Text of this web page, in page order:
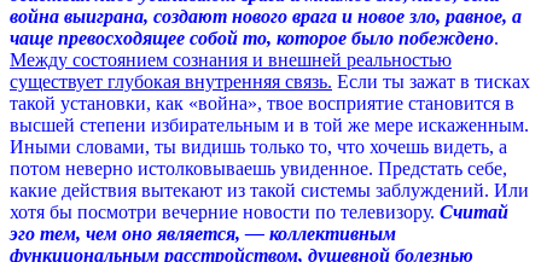
война выиграна, создают нового врага и новое зло, равное, а
чаще превосходящее собой то, которое было побеждено.
Между состоянием сознания и внешней реальностью
существует глубокая внутренняя связь. Если ты зажат в тисках
такой установки, как «война», твое восприятие становится в
высшей степени избирательным и в той же мере искаженным.
Иными словами, ты видишь только то, что хочешь видеть, а
потом неверно истолковываешь увиденное. Предстать себе,
какие действия вытекают из такой системы заблуждений. Или
хотя бы посмотри вечерние новости по телевизору. Считай
эго тем, чем оно является, — коллективным
функциональным расстройством, душевной болезнью